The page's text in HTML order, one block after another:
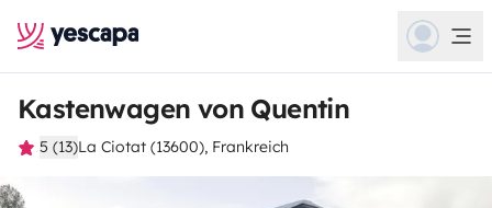
Kastenwagen von Quentin
5 (13)La Ciotat (13600), Frankreich